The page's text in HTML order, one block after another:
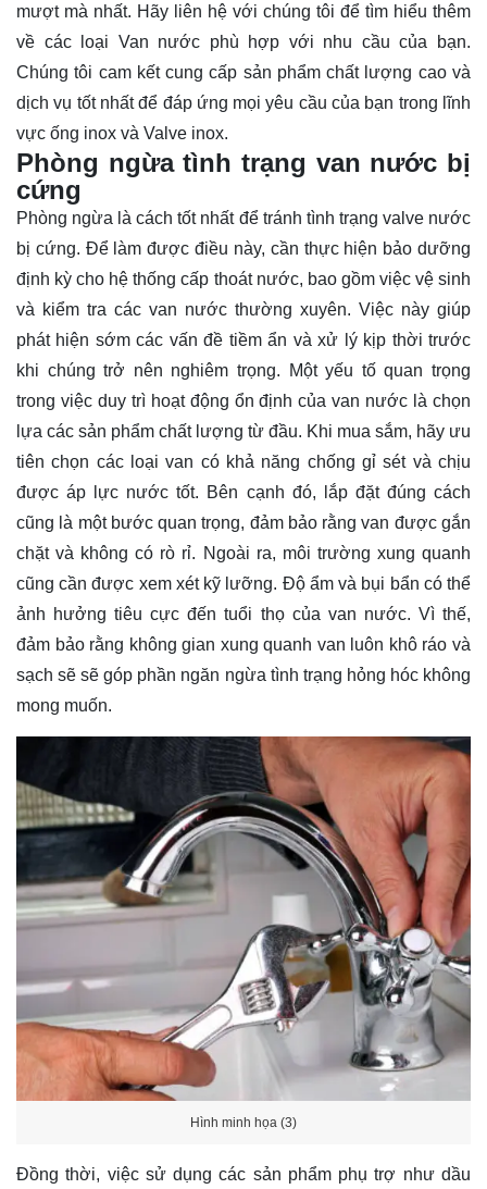
mượt mà nhất. Hãy liên hệ với chúng tôi để tìm hiểu thêm
về các loại Van nước phù hợp với nhu cầu của bạn.
Chúng tôi cam kết cung cấp sản phẩm chất lượng cao và
dịch vụ tốt nhất để đáp ứng mọi yêu cầu của bạn trong lĩnh
vực ống inox và Valve inox.
Phòng ngừa tình trạng van nước bị
cứng
Phòng ngừa là cách tốt nhất để tránh tình trạng valve nước
bị cứng. Để làm được điều này, cần thực hiện bảo dưỡng
định kỳ cho hệ thống cấp thoát nước, bao gồm việc vệ sinh
và kiểm tra các van nước thường xuyên. Việc này giúp
phát hiện sớm các vấn đề tiềm ẩn và xử lý kịp thời trước
khi chúng trở nên nghiêm trọng. Một yếu tố quan trọng
trong việc duy trì hoạt động ổn định của van nước là chọn
lựa các sản phẩm chất lượng từ đầu. Khi mua sắm, hãy ưu
tiên chọn các loại van có khả năng chống gỉ sét và chịu
được áp lực nước tốt. Bên cạnh đó, lắp đặt đúng cách
cũng là một bước quan trọng, đảm bảo rằng van được gắn
chặt và không có rò rỉ. Ngoài ra, môi trường xung quanh
cũng cần được xem xét kỹ lưỡng. Độ ẩm và bụi bẩn có thể
ảnh hưởng tiêu cực đến tuổi thọ của van nước. Vì thế,
đảm bảo rằng không gian xung quanh van luôn khô ráo và
sạch sẽ sẽ góp phần ngăn ngừa tình trạng hỏng hóc không
mong muốn.
Hình minh họa (3)
Đồng thời, việc sử dụng các sản phẩm phụ trợ như dầu